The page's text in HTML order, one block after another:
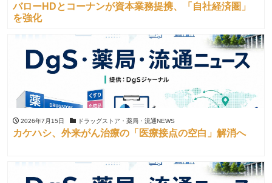
バローHDとコーナンが資本業務提携、「自社経済圏」
を強化
2026年7月15日 ドラッグストア・薬局・流通NEWS
カケハシ、外来がん治療の「医療接点の空白」解消へ